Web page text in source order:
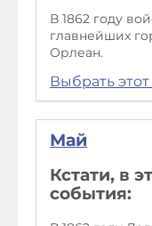
В 1862 году
главнейших
Орлеан.
Выбрать
Май
Кстати, в
события: